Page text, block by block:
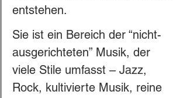
entstehen.
Sie ist ein Bereich der “nicht-
ausgerichteten” Musik, der
viele Stile umfasst – Jazz,
Rock, kultivierte Musik, reine